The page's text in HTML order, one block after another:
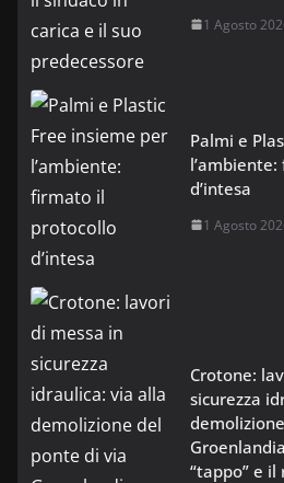
1 Agosto
Palmi e
d’intesa
1 Agosto
Crotone:
sicurezza
“tappo” e